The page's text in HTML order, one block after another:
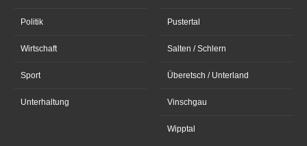
Politik
Wirtschaft
Sport
Unterhaltung
Pustertal
Salten / Schlern
Überetsch / Unterland
Vinschgau
Wipptal